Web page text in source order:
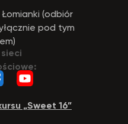
„Sweet 16”
(odbiór
pod tym